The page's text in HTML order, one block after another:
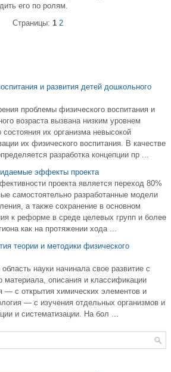
его по ролям.
Страницы: 1 2
и развития детей дошкольного
проблемы физического воспитания и
возраста вызвана низким уровнем
их организма невысокой
их физического воспитания. В качестве
разработка концепции пр ...
эффекты проекта
проекта является переход 80%
самостоятельно разработанные модели
а также сохранение в основном
к реформе в среде целевых групп и более
как на протяжении хода ...
теории и методики физического
науки начинала свое развитие с
материала, описания и классификации
— с открытия химических элементов и
— с изучения отдельных организмов и
и систематизации. На бол ...